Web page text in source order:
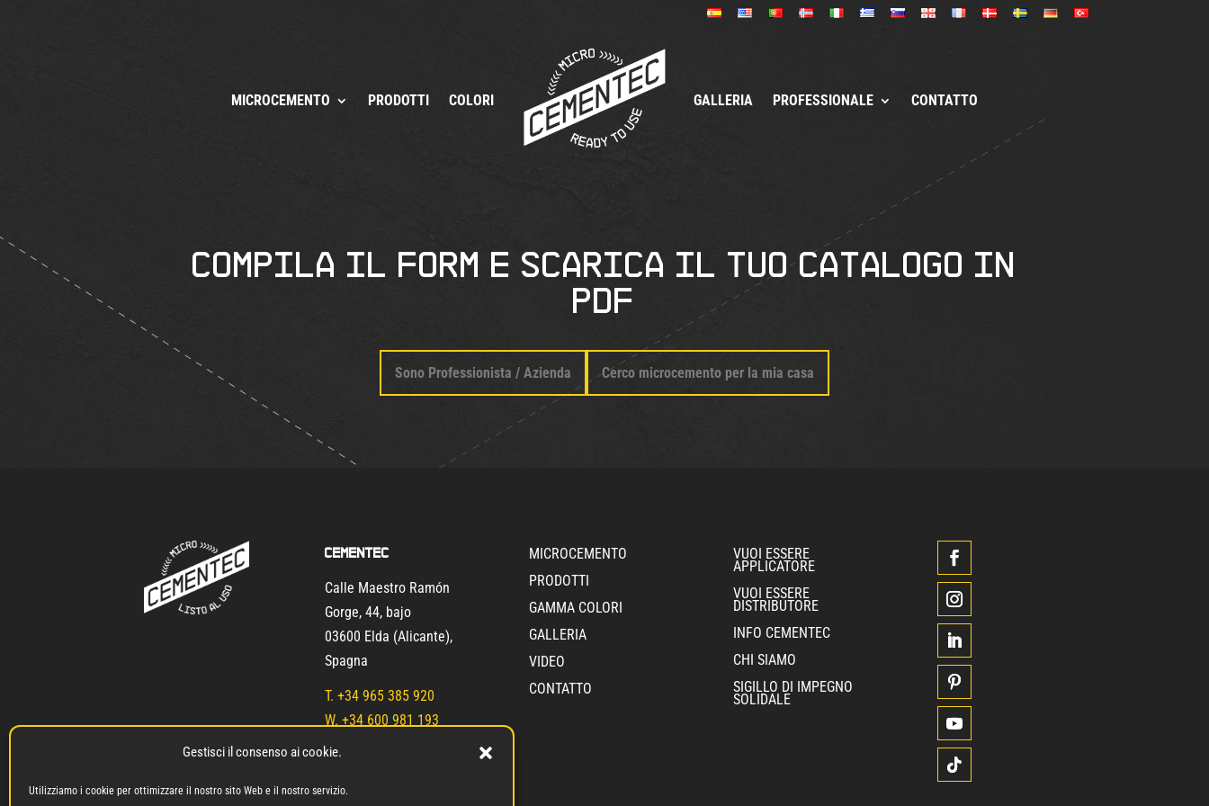
Gestisci il consenso ai cookie.
Utilizziamo i cookie per ottimizzare il nostro sito Web e il nostro servizio.
MICROCEMENTO PRODOTTI COLORI GALLERIA PROFESSIONALE CONTATTO
Compila il form e scarica il tuo catalogo in
pdf
Sono Professionista / Azienda Cerco microcemento per la mia casa
Cementec
Calle Maestro Ramón
Gorge, 44, bajo
03600 Elda (Alicante),
Spagna
T.+34 965 385 920
W. +34 600 981 193
info@microcementec.com
MICROCEMENTO
PRODOTTI
GAMMA COLORI
GALLERIA
VIDEO
CONTATTO
VUOI ESSERE
APPLICATORE
VUOI ESSERE
DISTRIBUTORE
INFO CEMENTEC
CHI SIAMO
SIGILLO DI IMPEGNO
SOLIDALE